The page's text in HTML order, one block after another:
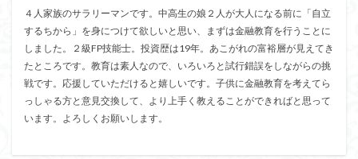
４人家族のサラリーマンです。中高生の娘２人が大人になる前に「自立
するちから」を身につけて欲しいと思い、まずは金融教育を行うことに
しました。２級FP技能士。投資歴は19年。あこがれの富裕層が見えてき
たところです。教育は素人なので、いろいろと試行錯誤をしながらの挑
戦です。応援していただけると嬉しいです。子供に金融教育を考えてら
っしゃる方と意見交換して、より上手く教えることができればと思って
います。よろしくお願いします。